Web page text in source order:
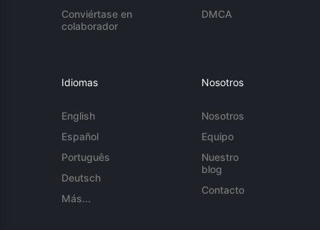
Conviértase en
colaborador
DMCA
Idiomas
English
Español
Português
Deutsch
Más...
Nosotros
Nosotros
Equipo
Nuestro
blog
Contacto